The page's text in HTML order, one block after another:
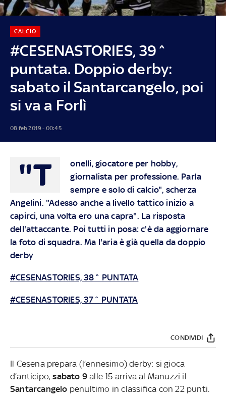
#CESENASTORIES, 39^
puntata. Doppio derby:
sabato il Santarcangelo, poi
si va a Forlì
CALCIO
08 feb 2019 - 00:45
"T
onelli, giocatore per hobby,
giornalista per professione. Parla
sempre e solo di calcio", scherza
Angelini. "Adesso anche a livello tattico inizio a
capirci, una volta ero una capra". La risposta
dell'attaccante. Poi tutti in posa: c'è da aggiornare
la foto di squadra. Ma l'aria è già quella da doppio
derby
#CESENASTORIES, 38^ PUNTATA
#CESENASTORIES, 37^ PUNTATA
CONDIVIDI
Il Cesena prepara (l’ennesimo) derby: si gioca
d’anticipo,sabato 9alle 15 arriva al Manuzzi il
Santarcangelo penultimo in classifica con 22 punti.